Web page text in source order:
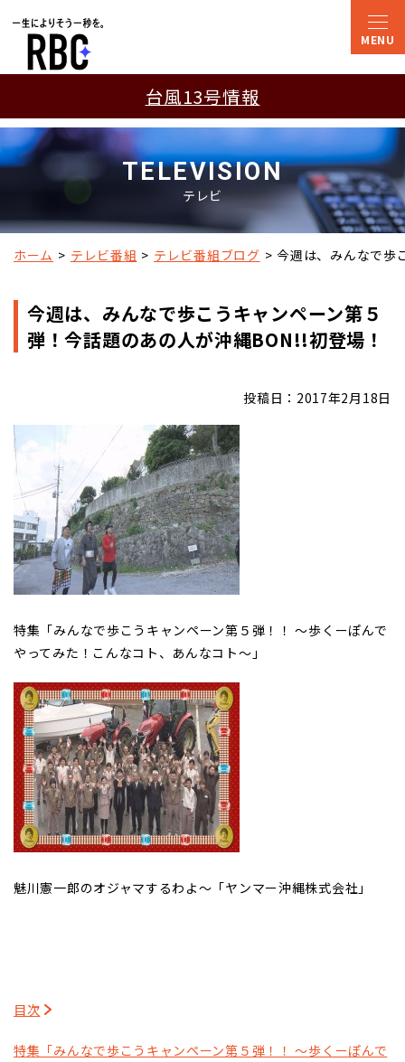
台風13号情報
TELEVISION
テレビ
ホーム テレビ番組 テレビ番組ブログ 今週は、みんなで歩
今週は、みんなで歩こうキャンペーン第５
弾！今話題のあの人が沖縄BON!!初登場！
投稿日：2017年2月18日
特集「みんなで歩こうキャンペーン第５弾！！ ～歩くーぽんで
やってみた！こんなコト、あんなコト～」
魅川憲一郎のオジャマするわよ～「ヤンマー沖縄株式会社」
目次
特集「みんなで歩こうキャンペーン第５弾！！ ～歩くーぽんで